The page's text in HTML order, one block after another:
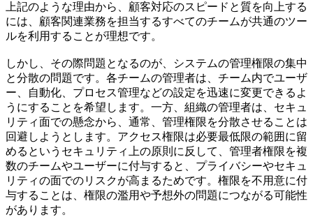
上記のような理由から、顧客対応のスピードと質を向上する
には、顧客関連業務を担当するすべてのチームが共通のツー
ルを利用することが理想です。
しかし、その際問題となるのが、システムの管理権限の集中
と分散の問題です。各チームの管理者は、チーム内でユーザ
ー、自動化、プロセス管理などの設定を迅速に変更できるよ
うにすることを希望します。一方、組織の管理者は、セキュ
リティ面での懸念から、通常、管理権限を分散させることは
回避しようとします。アクセス権限は必要最低限の範囲に留
めるというセキュリティ上の原則に反して、管理者権限を複
数のチームやユーザーに付与すると、プライバシーやセキュ
リティの面でのリスクが高まるためです。権限を不用意に付
与することは、権限の濫用や予想外の問題につながる可能性
があります。